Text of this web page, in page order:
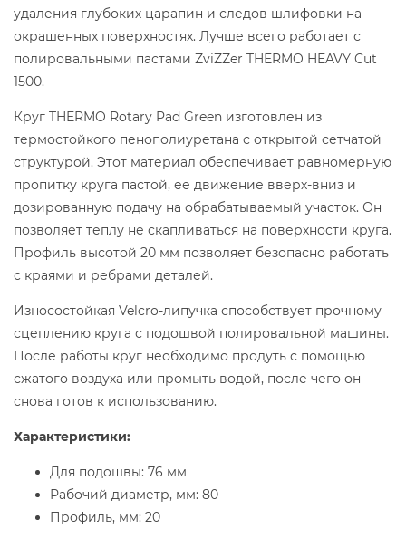
удаления глубоких царапин и следов шлифовки на
окрашенных поверхностях. Лучше всего работает с
полировальными пастами ZviZZer THERMO HEAVY Cut
1500.
Круг THERMO Rotary Pad Green изготовлен из
термостойкого пенополиуретана с открытой сетчатой ​​
структурой. Этот материал обеспечивает равномерную
пропитку круга пастой, ее движение вверх-вниз и
дозированную подачу на обрабатываемый участок. Он
позволяет теплу не скапливаться на поверхности круга.
Профиль высотой 20 мм позволяет безопасно работать
с краями и ребрами деталей.
Износостойкая Velcro-липучка способствует прочному
сцеплению круга с подошвой полировальной машины.
После работы круг необходимо продуть с помощью
сжатого воздуха или промыть водой, после чего он
снова готов к использованию.
Характеристики:
Для подошвы: 76 мм
Рабочий диаметр, мм: 80
Профиль, мм: 20